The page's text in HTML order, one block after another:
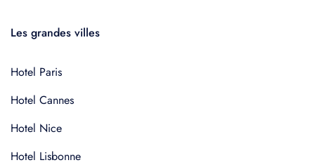
Les grandes villes
Hotel Paris
Hotel Cannes
Hotel Nice
Hotel Lisbonne